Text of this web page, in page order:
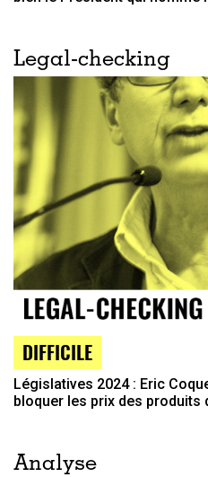
Legal-checking
DIFFICILE
Législatives 2024 : Eric
bloquer les prix des produits
Analyse